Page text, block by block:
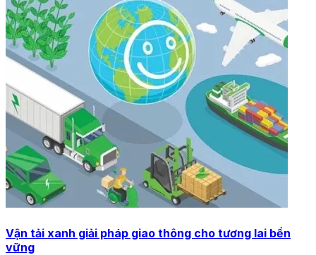
Vận tải xanh giải pháp giao thông cho tương lai bền
vững